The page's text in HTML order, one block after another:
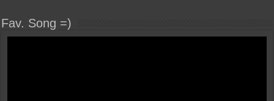
Fav. Song =)